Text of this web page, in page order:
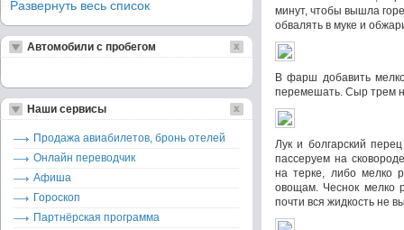
минут, чтобы вышла
обвалять в муке и
В фарш добавить
перемешать. Сыр трем
Лук и болгарский
пассеруем на
на терке, либо мелко
овощам. Чеснок мелко
почти вся жидкость не
Развернуть весь список
Автомобили с пробегом
Наши сервисы
Продажа авиабилетов, бронь отелей
Онлайн переводчик
Афиша
Гороскоп
Партнёрская программа